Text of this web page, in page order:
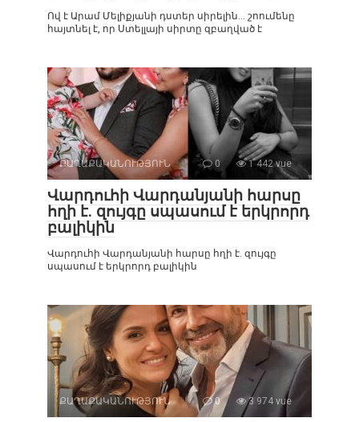
Ով է Արամ Մելիքյանի դստեր սիրելին… շոումենը
հայտնել է, որ Ստելլայի սիրտը զբաղված է
ՔԱՂԱՔԱԿԱՆՈՒԹՅՈՒՆ 0 1 442 vue
Վարդուհի Վարդանյանի հարսը
հղի է. զույգը սպասում է երկրորդ
բալիկին
Վարդուհի Վարդանյանի հարսը հղի է. զույգը
սպասում է երկրորդ բալիկին
ՔԱՂԱՔԱԿԱՆՈՒԹՅՈՒՆ 0 3 974 vue